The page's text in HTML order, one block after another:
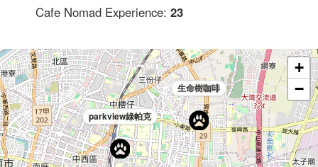
Cafe Nomad Experience: 23
生命樹咖啡
parkview綠帕克
+
−